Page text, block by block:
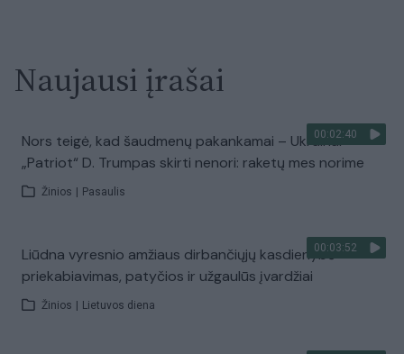
Naujausi įrašai
00:02:40
Nors teigė, kad šaudmenų pakankamai – Ukrainai
„Patriot“ D. Trumpas skirti nenori: raketų mes norime
Žinios Pasaulis
00:03:52
Liūdna vyresnio amžiaus dirbančiųjų kasdienybė –
priekabiavimas, patyčios ir užgaulūs įvardžiai
Žinios Lietuvos diena